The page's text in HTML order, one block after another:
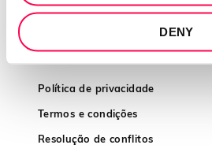
DENY
Recuperar Password
Política de privacidade
Termos e condições
Resolução de conflitos